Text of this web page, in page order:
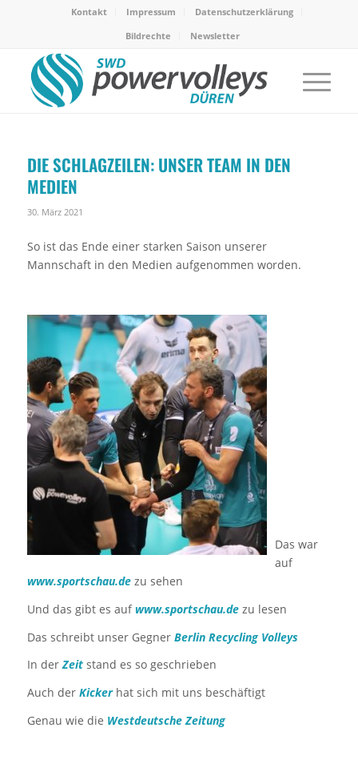
Kontakt Impressum
Datenschutzerklärung
Bildrechte
Newsletter
DIE SCHLAGZEILEN: UNSER TEAM IN DEN
MEDIEN
30. März 2021
So ist das Ende einer starken Saison unserer
Mannschaft in den Medien aufgenommen worden.
Das war
auf
www.sportschau.dezu sehen
Und das gibt es aufwww.sportschau.dezu lesen
Das schreibt unser Gegner Berlin Recycling Volleys
In derZeitstand es so geschrieben
Auch der Kickerhat sich mit uns beschäftigt
Genau wie die Westdeutsche Zeitung